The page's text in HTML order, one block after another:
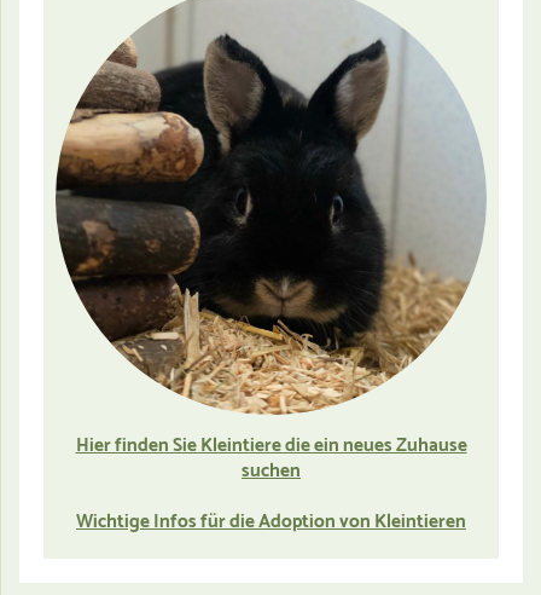
Hier finden Sie Kleintiere die ein neues Zuhause
suchen
Wichtige Infos für die Adoption von Kleintieren